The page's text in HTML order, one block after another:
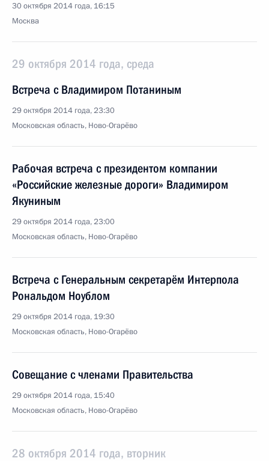
30 октября 2014 года, 16:15
Москва
29 октября 2014 года, среда
Встреча с Владимиром Потаниным
29 октября 2014 года, 23:30
Московская область, Ново-Огарёво
Рабочая встреча с президентом компании
«Российские железные дороги» Владимиром
Якуниным
29 октября 2014 года, 23:00
Московская область, Ново-Огарёво
Встреча с Генеральным секретарём Интерпола
Рональдом Ноублом
29 октября 2014 года, 19:30
Московская область, Ново-Огарёво
Совещание с членами Правительства
29 октября 2014 года, 15:40
Московская область, Ново-Огарёво
28 октября 2014 года, вторник